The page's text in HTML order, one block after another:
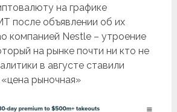
на графике
после объявлении об их
компанией Nestle – утроение
на рынке почти ни кто не
в августе ставили
рыночная»